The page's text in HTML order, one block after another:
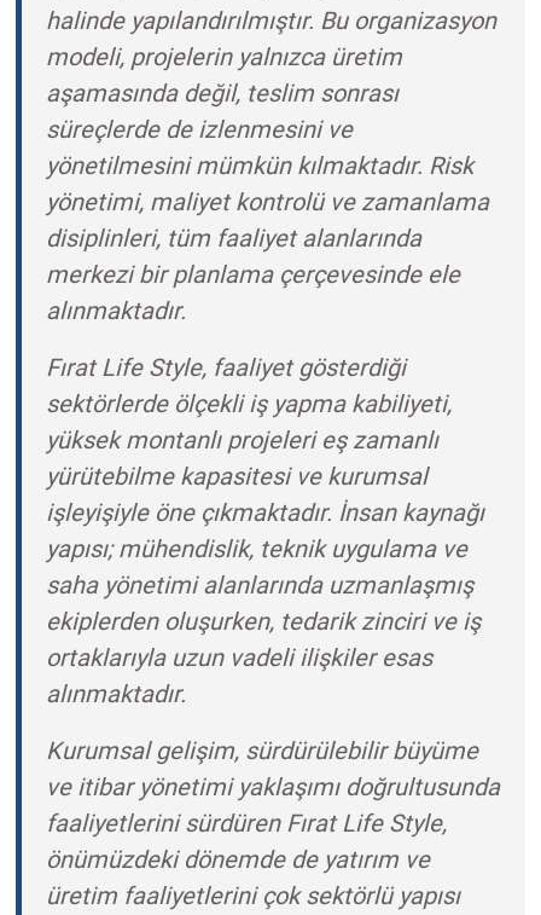
halinde yapılandırılmıştır. Bu organizasyon
modeli, projelerin yalnızca üretim
aşamasında değil, teslim sonrası
süreçlerde de izlenmesini ve
yönetilmesini mümkün kılmaktadır. Risk
yönetimi, maliyet kontrolü ve zamanlama
disiplinleri, tüm faaliyet alanlarında
merkezi bir planlama çerçevesinde ele
alınmaktadır.
Fırat Life Style, faaliyet gösterdiği
sektörlerde ölçekli iş yapma kabiliyeti,
yüksek montanlı projeleri eş zamanlı
yürütebilme kapasitesi ve kurumsal
işleyişiyle öne çıkmaktadır. İnsan kaynağı
yapısı; mühendislik, teknik uygulama ve
saha yönetimi alanlarında uzmanlaşmış
ekiplerden oluşurken, tedarik zinciri ve iş
ortaklarıyla uzun vadeli ilişkiler esas
alınmaktadır.
Kurumsal gelişim, sürdürülebilir büyüme
ve itibar yönetimi yaklaşımı doğrultusunda
faaliyetlerini sürdüren Fırat Life Style,
önümüzdeki dönemde de yatırım ve
üretim faaliyetlerini çok sektörlü yapısı